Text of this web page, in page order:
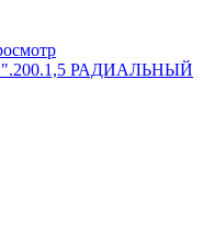
2".200.1,5 РАДИАЛЬНЫЙ